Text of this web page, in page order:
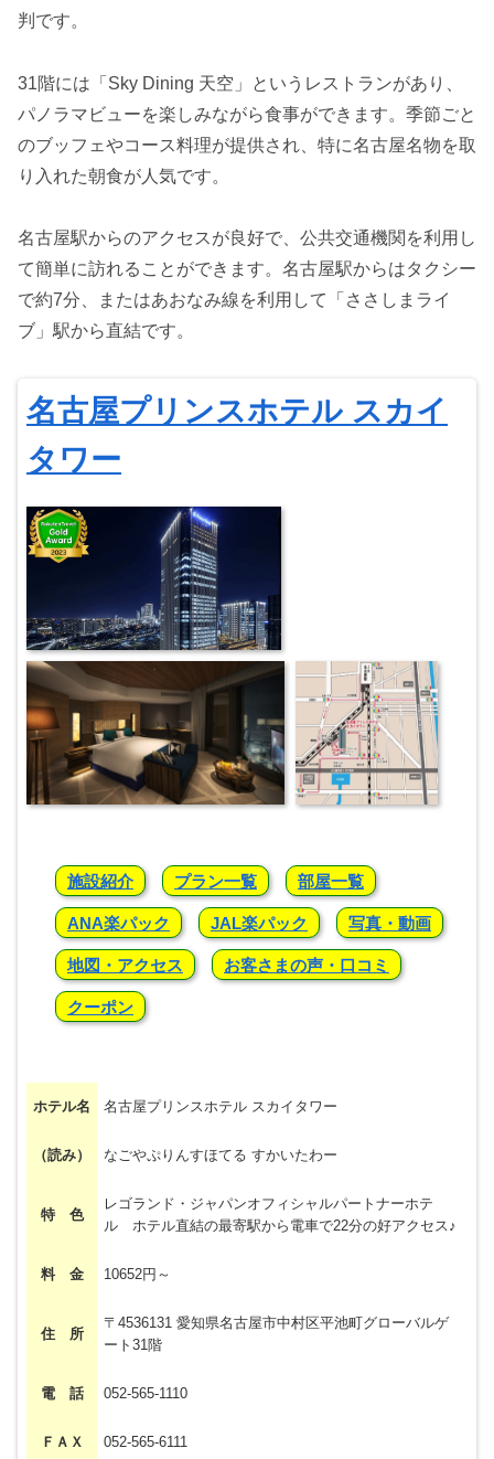
判です。
31階には「Sky Dining 天空」というレストランがあり、
パノラマビューを楽しみながら食事ができます。季節ごと
のブッフェやコース料理が提供され、特に名古屋名物を取
り入れた朝食が人気です。
名古屋駅からのアクセスが良好で、公共交通機関を利用し
て簡単に訪れることができます。名古屋駅からはタクシー
で約7分、またはあおなみ線を利用して「ささしまライ
ブ」駅から直結です。
名古屋プリンスホテル スカイ
タワー
施設紹介 プラン一覧 部屋一覧
ANA楽パック JAL楽パック 写真・動画
地図・アクセス お客さまの声・口コミ
クーポン
ホテル名 名古屋プリンスホテル スカイタワー
（読み） なごやぷりんすほてる すかいたわー
特 色
レゴランド・ジャパンオフィシャルパートナーホテ
ル ホテル直結の最寄駅から電車で22分の好アクセス♪
料 金 10652円～
住 所
〒4536131 愛知県名古屋市中村区平池町グローバルゲ
ート31階
電 話 052-565-1110
ＦＡＸ 052-565-6111